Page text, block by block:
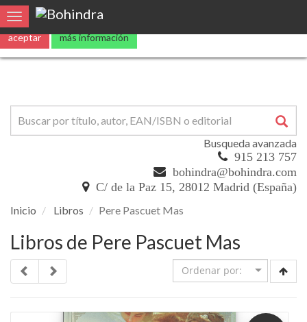
Utilizamoscookies propias y de terceros para mejorar nuestros
aceptar más información
Toggle navigation
Busqueda avanzada
915 213 757
bohindra@bohindra.com
C/ de la Paz 15, 28012 Madrid (España)
Inicio Libros Pere Pascuet Mas
Libros de Pere Pascuet Mas